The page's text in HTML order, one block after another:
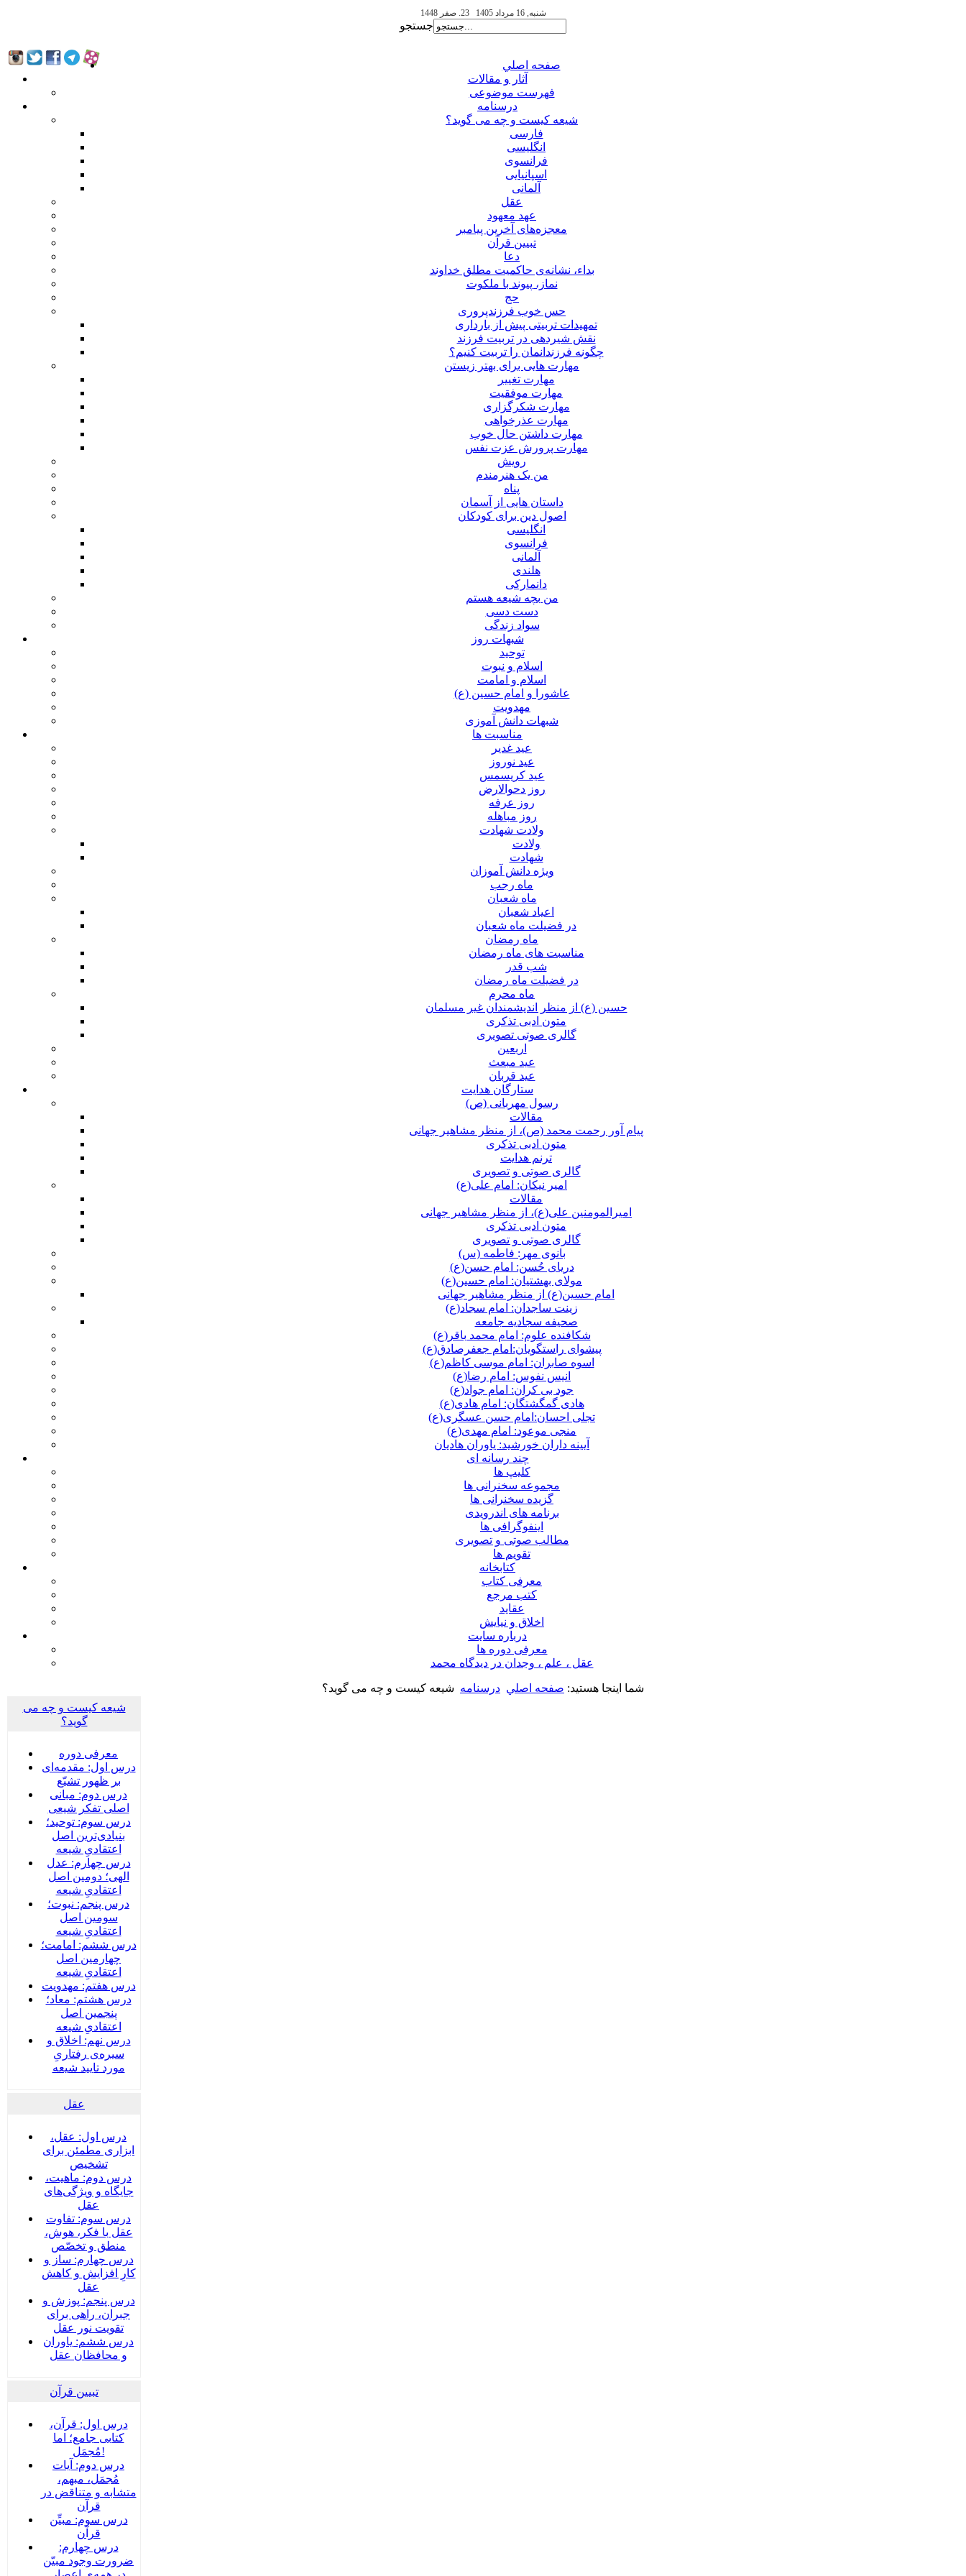
شنبه, 16 مرداد 1405 23. صفر 1448
جستجو
صفحه اصلي
آثار و مقالات
فهرست موضوعی
درسنامه
شیعه کیست و چه می گوید؟
فارسی
انگلیسی
فرانسوی
اسپانیایی
آلمانی
عقل
عهد معهود
معجزه‌های آخرین پیامبر
تبيين قرآن
دعا
بداء، نشانه‌ی حاکمیت مطلق خداوند
نماز، پیوند با ملکوت
حج
حس خوب فرزندپروری
تمهیدات تربیتی پیش از بارداری
نقش شیردهی در تربیت فرزند
چگونه فرزندانمان را تربیت کنیم؟
مهارت هایی برای بهتر زیستن
مهارت تغییر
مهارت موفقیت
مهارت شکرگزاری
مهارت عذرخواهی
مهارت داشتن حال خوب
مهارت پرورش عزت نفس
رویش
من یک هنرمندم
پناه
داستان هایی از آسمان
اصول دین برای کودکان
انگلیسی
فرانسوی
آلمانی
هلندی
دانمارکی
من بچه شیعه هستم
دست دسی
سواد زندگی
شبهات روز
توحید
اسلام و نبوت
اسلام و امامت
عاشورا و امام حسین (ع)
مهدویت
شبهات دانش آموزی
مناسبت ها
عید غدير
عید نوروز
عید کریسمس
روز دحوالارض
روز عرفه
روز مباهله
ولادت شهادت
ولادت
شهادت
ویژه دانش آموزان
ماه رجب
ماه شعبان
اعیاد شعبان
در فضیلت ماه شعبان
ماه رمضان
مناسبت های ماه رمضان
شب قدر
در فضیلت ماه رمضان
ماه محرم
حسین (ع) از منظر اندیشمندان غیر مسلمان
متون ادبی تذکری
گالری صوتی تصویری
اربعین
عید مبعث
عید قربان
ستارگان هدایت
رسول مهربانی (ص)
مقالات
پیام آور رحمت محمد (ص)، از منظر مشاهیر جهانی
متون ادبی تذکری
ترنم هدایت
گالری صوتی و تصویری
امیر نیکان: امام علی(ع)
مقالات
امیرالمومنین علی(ع)، از منظر مشاهیر جهانی
متون ادبی تذکری
گالری صوتی و تصویری
بانوی مهر: فاطمه (س)
دریای حُسن: امام حسن(ع)
مولای بهشتیان: امام حسین(ع)
امام حسین(ع) از منظر مشاهیر جهانی
زینت ساجدان: امام سجاد(ع)
صحیفه سجادیه جامعه
شکافنده علوم: امام محمد باقر(ع)
پیشوای راستگویان:امام جعفرصادق(ع)
اسوه صابران: امام موسی کاظم(ع)
انیس نفوس: امام رضا(ع)
جود بی کران: امام جواد(ع)
هادی گمگشتگان: امام هادی(ع)
تجلی احسان:امام حسن عسگری(ع)
منجی موعود: امام مهدی(ع)
آیینه داران خورشید: یاوران هادیان
چند رسانه ای
کلیپ ها
مجموعه سخنرانی ها
گزیده سخنرانی ها
برنامه های اندرویدی
اینفوگرافی ها
مطالب صوتی و تصویری
تقویم ها
كتابخانه
معرفی کتاب
کتب مرجع
عقاید
اخلاق و نیایش
درباره سايت
معرفی دوره ها
عقل ، علم ، وجدان در ديدگاه محمد
شما اینجا هستید: صفحه اصلي درسنامه شیعه کیست و چه می گوید؟
شیعه کیست و چه می
گوید؟
معرفی دوره
درس اول: مقدمه‌ای
بر ظهور تشیّع
درس دوم: مبانی
اصلی تفکر شیعی
درس سوم: توحید؛
بنیادی‌‌ترین اصل
اعتقادیِ شیعه
درس چهارم: عدل
الهی؛ دومین اصل
اعتقادیِ شیعه
درس پنجم: نبوت؛
سومین اصل
اعتقادیِ شیعه
درس ششم: امامت؛
چهارمین اصل
اعتقادیِ شیعه
درس هفتم: مهدویت
درس هشتم: معاد؛
پنجمین اصل
اعتقادیِ شیعه
درس نهم: اخلاق و
سیره‌ی رفتاریِ
مورد تایید شیعه
عقل
درس اول: عقل،
ابزاری مطمئن برای
تشخیص
درس دوم: ماهیت،
جایگاه و ویژگی‌های
عقل
درس سوم: تفاوت
عقل با فکر، هوش،
منطق و تخصّص
درس چهارم: ساز و
کارِ افزایش و کاهش
عقل
درس پنجم: پوزش و
جبران، راهی برای
تقویت نور عقل
درس ششم: یاوران
و محافظان عقل
تبیین قرآن
درس اول: قرآن،
کتابی جامع؛ اما
مُجمَل!
درس دوم: آیات
مُجمَل، مبهم،
متشابه و متناقض در
قرآن
درس سوم: مبیِّن
قرآن
درس چهارم:
ضرورت وجود مبیّن